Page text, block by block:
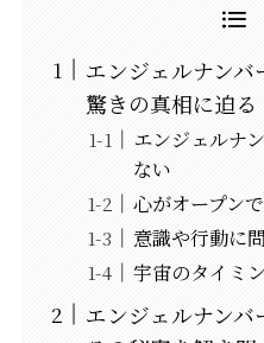
エンジェルナンバ
驚きの真相に迫る
エンジェルナ
ない
心がオープン
意識や行動に
宇宙のタイミ
エンジェルナンバ